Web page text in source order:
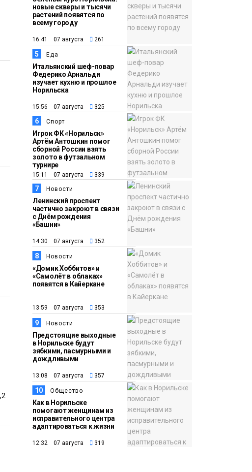
новые скверы и тысячи
растений появятся по
всему городу
16:41 07 августа 261
5 Еда
Итальянский шеф-повар
Федерико Арнальди
изучает кухню и прошлое
Норильска
15:56 07 августа 325
6 Спорт
Игрок ФК «Норильск»
Артём Антошкин помог
сборной России взять
золото в футзальном
турнире
15:11 07 августа 339
7 Новости
Ленинский проспект
частично закроют в связи
с Днём рождения
«Башни»
14:30 07 августа 352
8 Новости
«Домик Хоббитов» и
«Самолёт в облаках»
появятся в Кайеркане
13:59 07 августа 353
9 Новости
Предстоящие выходные
в Норильске будут
зябкими, пасмурными и
дождливыми
13:08 07 августа 357
10 Общество
Как в Норильске
помогают женщинам из
исправительного центра
адаптироваться к жизни
12:32 07 августа 319